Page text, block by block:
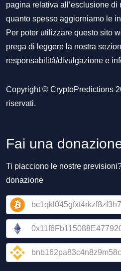
pagina relativa all’esclusione
quanto spesso aggiorniamo le
Per poter utilizzare questo sito
prega di leggere la nostra
responsabilità/divulgazione e
Copyright © CryptoPredictions
riservati.
Fai una
Ti piacciono le nostre
donazione